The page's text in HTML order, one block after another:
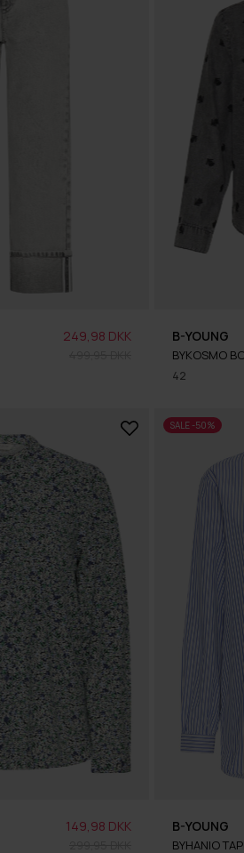
249,98 DKK
42
B-YOUNG
BYKOSMO
149,98 DKK
SALE -50%
B-YOUNG
BYHANIO